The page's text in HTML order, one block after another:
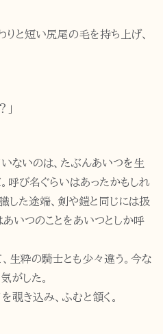
と短い尻尾の毛を持ち上げ、
」
ないのは、たぶんあいつを生
呼び名ぐらいはあったかもしれ
した途端、剣や鎧と同じには扱
あいつのことをあいつとしか呼
生粋の騎士とも少々違う。今な
がした。
覗き込み、ふむと頷く。